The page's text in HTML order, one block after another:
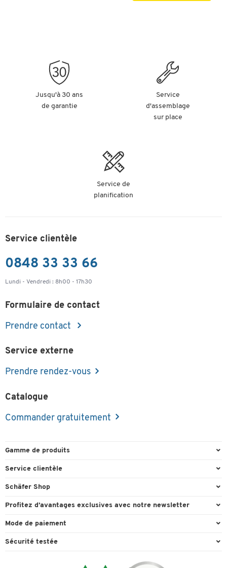
Jusqu'à 30 ans
de garantie
Service
d'assemblage
sur place
Service de
planification
Service clientèle
0848 33 33 66
Lundi - Vendredi : 8h00 - 17h30
Formulaire de contact
Prendre contact
Service externe
Prendre rendez-vous
Catalogue
Commander gratuitement
Gamme de produits
Emballage et expédition
Fournitures de bureau
Mobilier de bureau
Nettoyage et hygiène
Service clientèle
Commande directe
Recyclage
Retour
Schäfer Shop
Experts en environnement de travail
Profitez d’avantages exclusives avec notre newsletter
Cadeau de bienvenu
Mode de paiement
Paiement d'avance
Sécurité testée